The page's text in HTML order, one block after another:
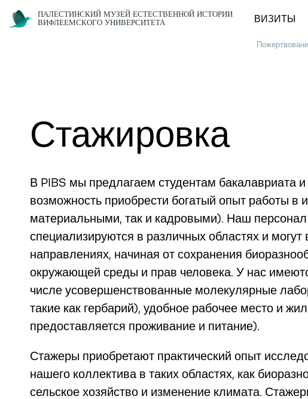
ПАЛЕСТИНСКИЙ МУЗЕЙ ЕСТЕСТВЕННОЙ ИСТОРИИ
ВИФЛЕЕМСКОГО УНИВЕРСИТЕТА
ВИЗИТЫ
Стажировка
В PIBS мы предлагаем студентам бакалавриата
возможность приобрести богатый опыт работы в
материальными, так и кадровыми). Наш персонал
специализируются в различных областях и
направлениях, начиная от сохранения
окружающей среды и прав человека. У нас
числе усовершенствованные молекулярные
такие как гербарий), удобное рабочее место и
предоставляется проживание и питание).
Стажеры приобретают практический опыт
нашего коллектива в таких областях, как
сельское хозяйство и изменение климата.